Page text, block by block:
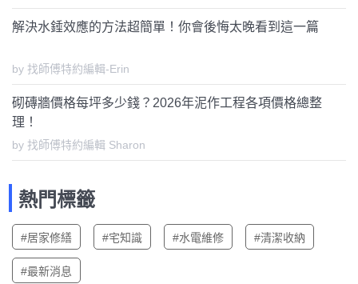
解決水錘效應的方法超簡單！你會後悔太晚看到這一篇
by 找師傅特約編輯-Erin
砌磚牆價格每坪多少錢？2026年泥作工程各項價格總整
理！
by 找師傅特約編輯 Sharon
熱門標籤
#居家修繕 #宅知識 #水電維修 #清潔收納
#最新消息